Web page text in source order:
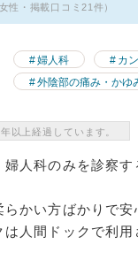
性・掲載口コミ21件）
婦人科 カ
外陰部の痛み・かゆ
以上経過しています。
人科のみを診察
かい方ばかりで安
は人間ドックで利